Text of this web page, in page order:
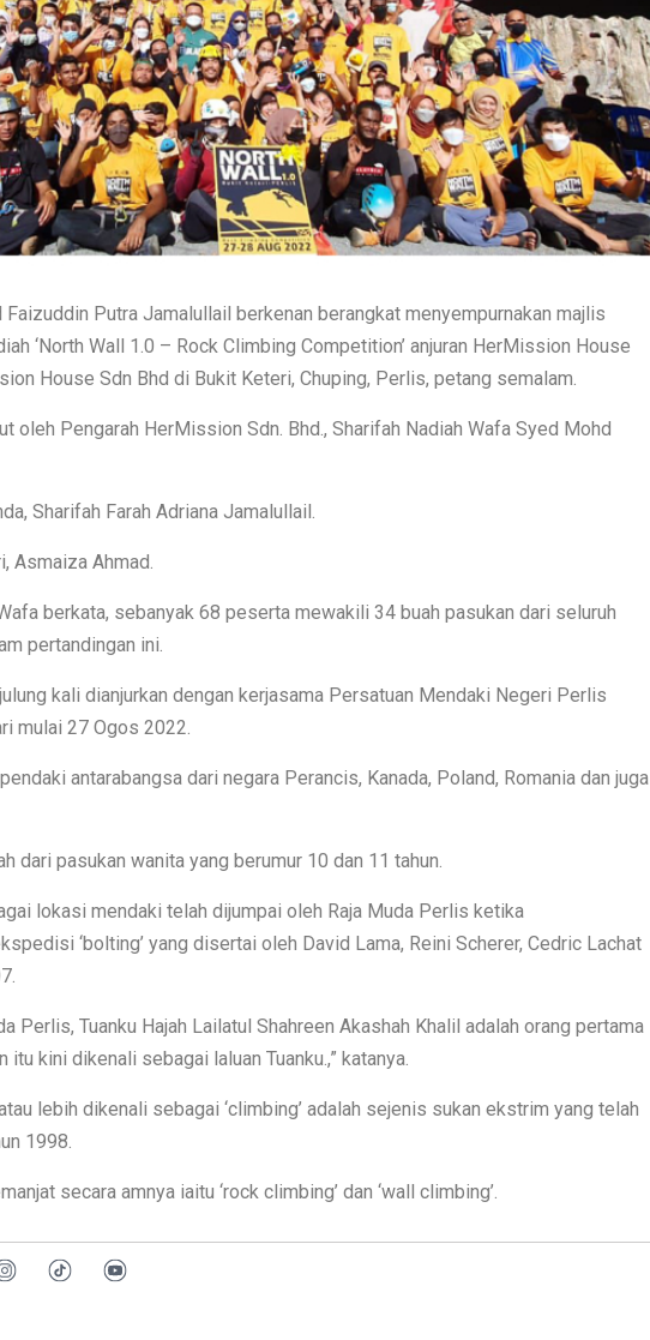
Faizuddin Putra Jamalullail berkenan berangkat menyempurnakan majlis
‘North Wall 1.0 – Rock Climbing Competition’ anjuran HerMission House
House Sdn Bhd di Bukit Keteri, Chuping, Perlis, petang semalam.
oleh Pengarah HerMission Sdn. Bhd., Sharifah Nadiah Wafa Syed Mohd
Sharifah Farah Adriana Jamalullail.
Asmaiza Ahmad.
berkata, sebanyak 68 peserta mewakili 34 buah pasukan dari seluruh
pertandingan ini.
kali dianjurkan dengan kerjasama Persatuan Mendaki Negeri Perlis
mulai 27 Ogos 2022.
antarabangsa dari negara Perancis, Kanada, Poland, Romania dan juga
dari pasukan wanita yang berumur 10 dan 11 tahun.
lokasi mendaki telah dijumpai oleh Raja Muda Perlis ketika
‘bolting’ yang disertai oleh David Lama, Reini Scherer, Cedric Lachat
Perlis, Tuanku Hajah Lailatul Shahreen Akashah Khalil adalah orang pertama
kini dikenali sebagai laluan Tuanku.,” katanya.
lebih dikenali sebagai ‘climbing’ adalah sejenis sukan ekstrim yang telah
1998.
secara amnya iaitu ‘rock climbing’ dan ‘wall climbing’.